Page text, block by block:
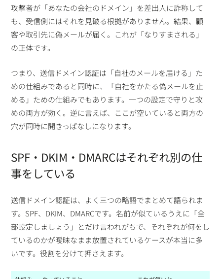
攻撃者が「あなたの会社のドメイン」を差出人に詐称して
も、受信側にはそれを見破る根拠がありません。結果、顧
客や取引先に偽メールが届く。これが「なりすまされる」
の正体です。
つまり、送信ドメイン認証は「自社のメールを届ける」た
めの仕組みであると同時に、「自社をかたる偽メールを止
める」ための仕組みでもあります。一つの設定で守りと攻
めの両方が効く。逆に言えば、ここが空いていると両方の
穴が同時に開きっぱなしになります。
SPF・DKIM・DMARCはそれぞれ別の仕
事をしている
送信ドメイン認証は、よく三つの略語でまとめて語られま
す。SPF、DKIM、DMARCです。名前が似ているうえに「全
部設定しましょう」とだけ言われがちで、それぞれが何をし
ているのかが曖昧なまま放置されているケースが本当に多
いです。役割を分けて押さえます。